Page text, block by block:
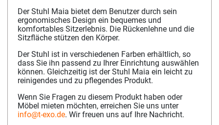
Der Stuhl Maia bietet dem Benutzer durch sein
ergonomisches Design ein bequemes und
komfortables Sitzerlebnis. Die Rückenlehne und die
Sitzfläche stützen den Körper.
Der Stuhl ist in verschiedenen Farben erhältlich, so
dass Sie ihn passend zu Ihrer Einrichtung auswählen
können. Gleichzeitig ist der Stuhl Maia ein leicht zu
reinigendes und zu pflegendes Produkt.
Wenn Sie Fragen zu diesem Produkt haben oder
Möbel mieten möchten, erreichen Sie uns unter
info@t-exo.de. Wir freuen uns auf Ihre Nachricht.